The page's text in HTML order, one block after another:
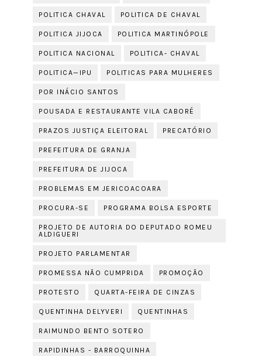
POLITICA CHAVAL POLITICA DE CHAVAL
POLITICA JIJOCA POLITICA MARTINÓPOLE
POLITICA NACIONAL POLITICA- CHAVAL
POLITICA—IPU POLITICAS PARA MULHERES
POR INÁCIO SANTOS
POUSADA E RESTAURANTE VILA CABORÉ
PRAZOS JUSTIÇA ELEITORAL PRECATÓRIO
PREFEITURA DE GRANJA
PREFEITURA DE JIJOCA
PROBLEMAS EM JERICOACOARA
PROCURA-SE PROGRAMA BOLSA ESPORTE
PROJETO DE AUTORIA DO DEPUTADO ROMEU
ALDIGUERI
PROJETO PARLAMENTAR
PROMESSA NÃO CUMPRIDA PROMOÇÃO
PROTESTO QUARTA-FEIRA DE CINZAS
QUENTINHA DELYVERI QUENTINHAS
RAIMUNDO BENTO SOTERO
RAPIDINHAS - BARROQUINHA